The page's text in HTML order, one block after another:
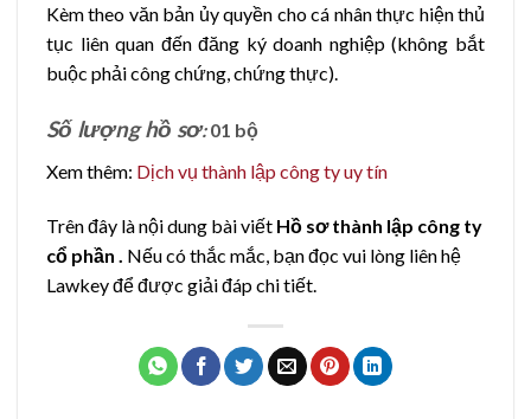
Kèm theo văn bản ủy quyền cho cá nhân thực hiện thủ
tục liên quan đến đăng ký doanh nghiệp (không bắt
buộc phải công chứng, chứng thực).
Số lượng hồ sơ:01 bộ
Xem thêm: Dịch vụ thành lập công ty uy tín
Trên đây là nội dung bài viết Hồ sơ thành lập công ty
cổ phần . Nếu có thắc mắc, bạn đọc vui lòng liên hệ
Lawkey để được giải đáp chi tiết.